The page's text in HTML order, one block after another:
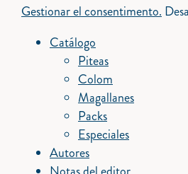
Gestionar el consentimento.
Catálogo
Piteas
Colom
Magallanes
Packs
Especiales
Autores